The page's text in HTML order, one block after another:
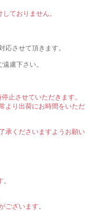
ておりません。
応させて頂きます。
慮下さい。
止させていただきます。
より出荷にお時間をいただ
承くださいますようお願い
ございます。